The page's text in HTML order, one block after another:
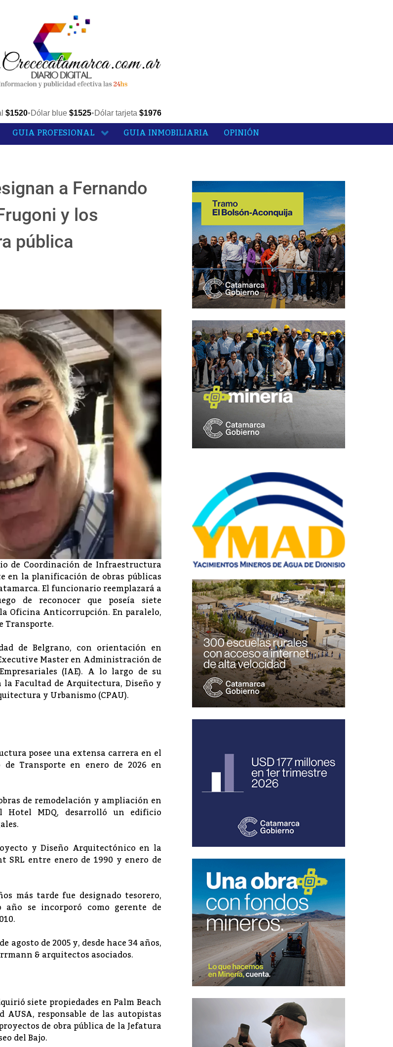
$1520•Dólar blue $1525•Dólar tarjeta $1976
GUIA PROFESIONAL GUIA INMOBILIARIA OPINIÓN
a Fernando
y los
pública
de Coordinación de Infraestructura
en la planificación de obras públicas
El funcionario reemplazará a
de reconocer que poseía siete
Oficina Anticorrupción. En paralelo,
Transporte.
de Belgrano, con orientación en
Master en Administración de
(IAE). A lo largo de su
Facultad de Arquitectura, Diseño y
y Urbanismo (CPAU).
posee una extensa carrera en el
Transporte en enero de 2026 en
de remodelación y ampliación en
MDQ, desarrolló un edificio
y Diseño Arquitectónico en la
SRL entre enero de 1990 y enero de
más tarde fue designado tesorero,
año se incorporó como gerente de
de 2005 y, desde hace 34 años,
& arquitectos asociados.
siete propiedades en Palm Beach
responsable de las autopistas
de obra pública de la Jefatura
del Bajo.